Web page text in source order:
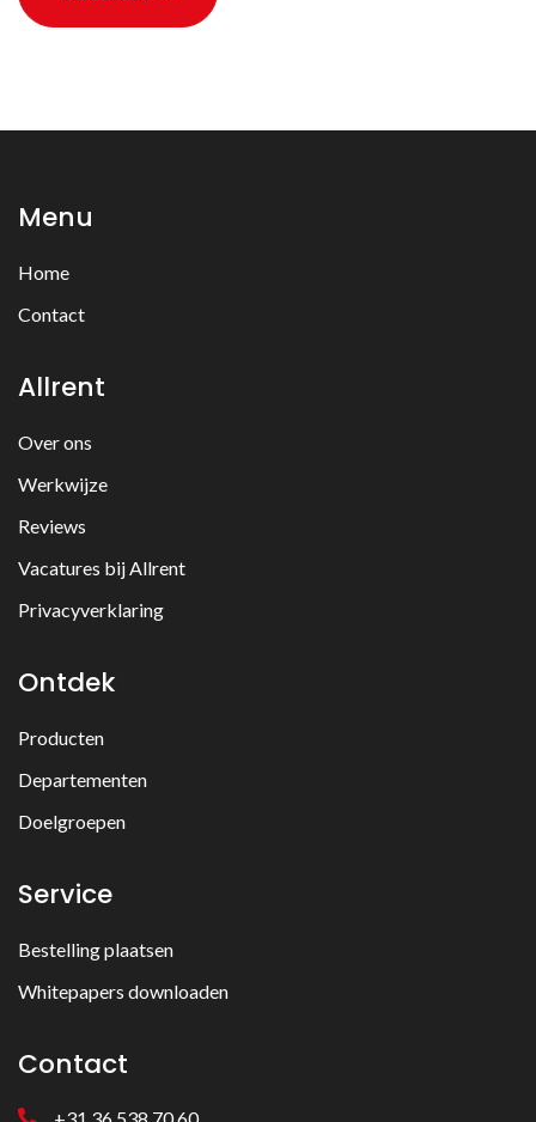
Menu
Home
Contact
Allrent
Over ons
Werkwijze
Reviews
Vacatures bij Allrent
Privacyverklaring
Ontdek
Producten
Departementen
Doelgroepen
Service
Bestelling plaatsen
Whitepapers downloaden
Contact